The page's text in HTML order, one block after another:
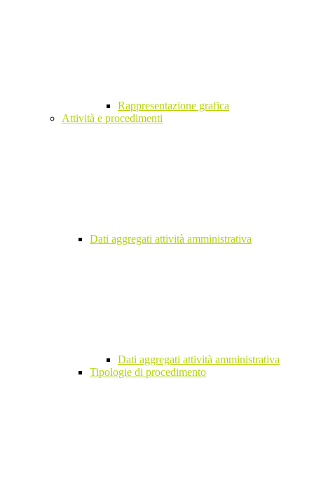
Rappresentazione grafica
Attività e procedimenti
Dati aggregati attività amministrativa
Dati aggregati attività amministrativa
Tipologie di procedimento